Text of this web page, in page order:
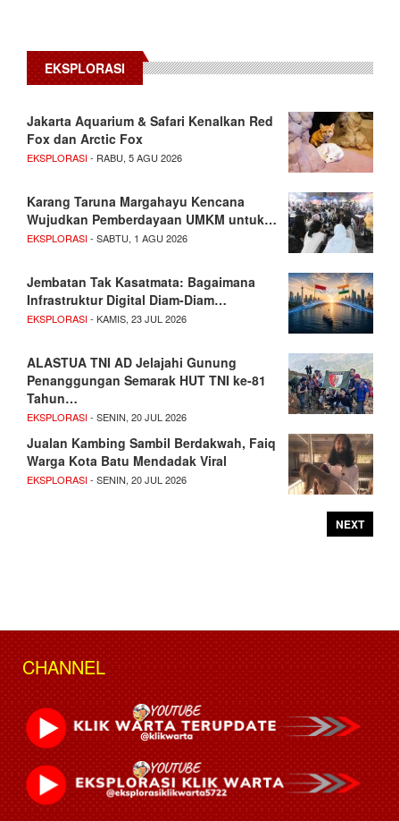
EKSPLORASI
Jakarta Aquarium & Safari Kenalkan Red
Fox dan Arctic Fox
EKSPLORASI- RABU, 5 AGU 2026
Karang Taruna Margahayu Kencana
Wujudkan Pemberdayaan UMKM untuk…
EKSPLORASI- SABTU, 1 AGU 2026
Jembatan Tak Kasatmata: Bagaimana
Infrastruktur Digital Diam-Diam…
EKSPLORASI- KAMIS, 23 JUL 2026
ALASTUA TNI AD Jelajahi Gunung
Penanggungan Semarak HUT TNI ke-81
Tahun…
EKSPLORASI- SENIN, 20 JUL 2026
Jualan Kambing Sambil Berdakwah, Faiq
Warga Kota Batu Mendadak Viral
EKSPLORASI- SENIN, 20 JUL 2026
NEXT
CHANNEL